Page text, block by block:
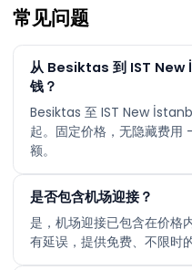
常见问题
从 Besiktas 到 IST
钱？
Besiktas 至 IST New
起。固定价格，无隐藏费用
额。
是否包含机场迎接？
是，机场迎接已包含在价格
有延误，提供免费、不限时